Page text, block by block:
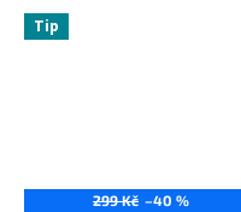
Tip
299 Kč –40 %